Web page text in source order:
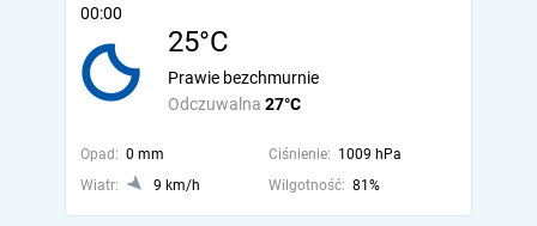
00:00
25°C
Odczuwalna 27°C
Prawie bezchmurnie
Opad: 0 mm Ciśnienie: 1009 hPa
Wiatr:
9 km/h Wilgotność: 81%